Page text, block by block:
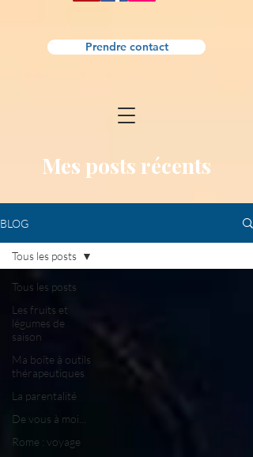
Prendre contact
Mes posts récents
BLOG
Tous les posts
Les fruits et
légumes de
saison
Ma boîte à outils
thérapeutiques
La parentalité
De vous à moi...
Rome : voyage
Tous les posts